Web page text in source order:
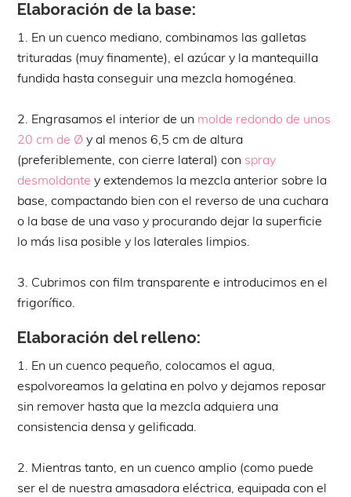
Elaboración de la base:
1. En un cuenco mediano, combinamos las galletas
trituradas (muy finamente), el azúcar y la mantequilla
fundida hasta conseguir una mezcla homogénea.
2. Engrasamos el interior de un molde redondo de unos
20 cm de Ø y al menos 6,5 cm de altura
(preferiblemente, con cierre lateral) con spray
desmoldante y extendemos la mezcla anterior sobre la
base, compactando bien con el reverso de una cuchara
o la base de una vaso y procurando dejar la superficie
lo más lisa posible y los laterales limpios.
3. Cubrimos con film transparente e introducimos en el
frigorífico.
Elaboración del relleno:
1. En un cuenco pequeño, colocamos el agua,
espolvoreamos la gelatina en polvo y dejamos reposar
sin remover hasta que la mezcla adquiera una
consistencia densa y gelificada.
2. Mientras tanto, en un cuenco amplio (como puede
ser el de nuestra amasadora eléctrica, equipada con el